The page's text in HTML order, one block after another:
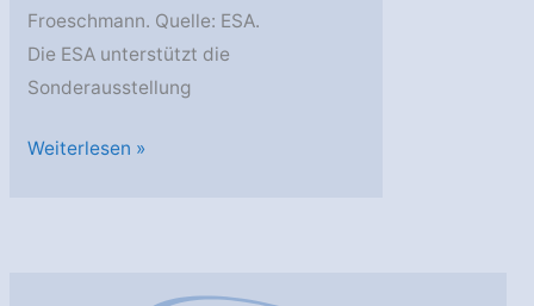
Froeschmann. Quelle: ESA.
Die ESA unterstützt die
Sonderausstellung
Abenteuer
Weiterlesen »